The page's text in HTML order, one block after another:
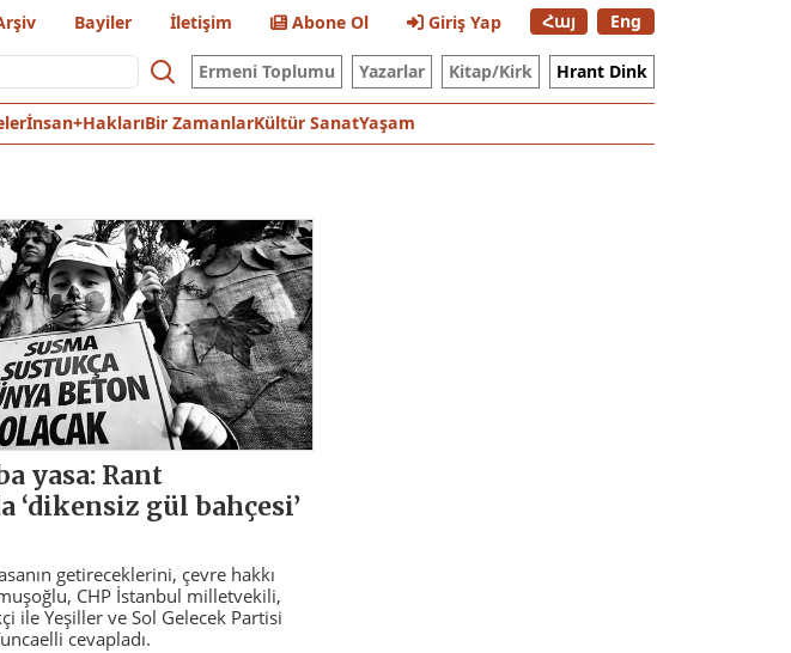
Bayiler İletişim Abone Ol Giriş Yap Հայ Eng
Ermeni Toplumu Yazarlar Kitap/Kirk Hrant Dink
İnsan+HaklarıBir ZamanlarKültür SanatYaşam
yasa: Rant
‘dikensiz gül bahçesi’
getireceklerini, çevre hakkı
CHP İstanbul milletvekili,
ile Yeşiller ve Sol Gelecek Partisi
cevapladı.